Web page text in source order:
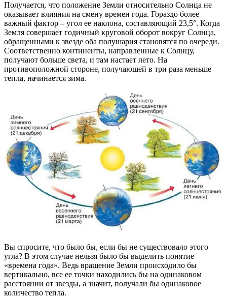
Получается, что положение Земли относительно Солнца не
оказывает влияния на смену времен года. Гораздо более
важный фактор – угол ее наклона, составляющий 23,5°. Когда
Земля совершает годичный круговой оборот вокруг Солнца,
обращенными к звезде оба полушария становятся по очереди.
Соответственно континенты, направленные к Солнцу,
получают больше света, и там настает лето. На
противоположной стороне, получающей в три раза меньше
тепла, начинается зима.
Вы спросите, что было бы, если бы не существовало этого
угла? В этом случае нельзя было бы выделить понятие
«времена года». Ведь вращение Земли происходило бы
вертикально, все ее точки находились бы на одинаковом
расстоянии от звезды, а значит, получали бы одинаковое
количество тепла.